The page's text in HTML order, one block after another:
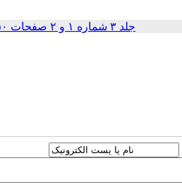
جلد ۳ شماره ۱ و ۲ صفحات ۵۰-۴۰